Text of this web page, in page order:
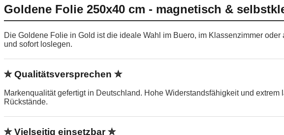
Goldene Folie 250x40 cm - magnetisch &
Die Goldene Folie in Gold ist die ideale Wahl im Buero, im Klassenzimmer
und sofort loslegen.
✮ Qualitätsversprechen ✮
Markenqualität gefertigt in Deutschland. Hohe Widerstandsfähigkeit und
Rückstände.
✮ Vielseitig einsetzbar ✮